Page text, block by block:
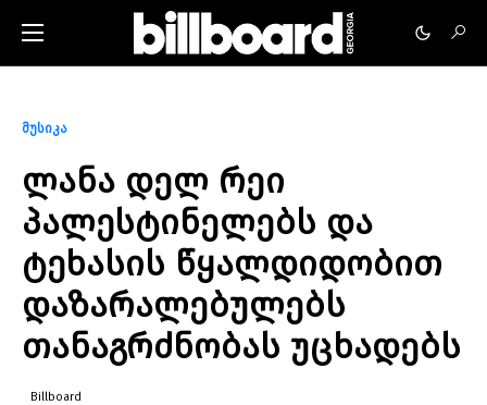
მუსიკა
ლანა დელ რეი
პალესტინელებს და
ტეხასის წყალდიდობით
დაზარალებულებს
თანაგრძნობას უცხადებს
Billboard